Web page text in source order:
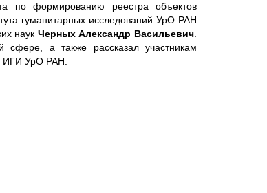
по формированию реестра объектов
гуманитарных исследований УрО РАН
наук Черных Александр Васильевич
сфере, а также рассказал участникам
ИГИ УрО РАН.